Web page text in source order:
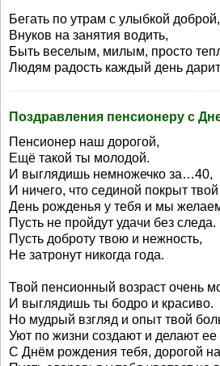
Бегать по утрам с улыбкой доброй,
Внуков на занятия водить,
Быть веселым, милым, просто
Людям радость каждый день
Поздравления пенсионеру с
Пенсионер наш дорогой,
Ещё такой ты молодой.
И выглядишь немножечко за…40,
И ничего, что сединой покрыт
День рожденья у тебя и мы
Пусть не пройдут удачи без следа.
Пусть доброту твою и нежность,
Не затронут никогда года.
Твой пенсионный возраст очень
И выглядишь ты бодро и красиво.
Но мудрый взгляд и опыт твой
Уют по жизни создают и делают ее
С Днём рождения тебя, дорогой